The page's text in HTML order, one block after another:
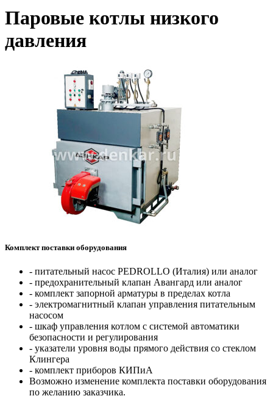
Паровые котлы низкого
давления
Комплект поставки оборудования
- питательный насос PEDROLLO (Италия) или аналог
- предохранительный клапан Авангард или аналог
- комплект запорной арматуры в пределах котла
- электромагнитный клапан управления питательным
насосом
- шкаф управления котлом с системой автоматики
безопасности и регулирования
- указатели уровня воды прямого действия со стеклом
Клингера
- комплект приборов КИПиА
Возможно изменение комплекта поставки оборудования
по желанию заказчика.